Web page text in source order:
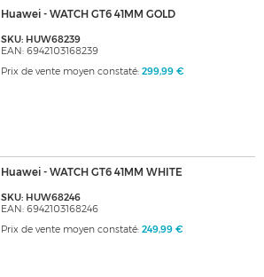
Huawei - WATCH GT6 41MM GOLD
SKU: HUW68239
EAN: 6942103168239
Prix de vente moyen constaté: 299,99 €
Huawei - WATCH GT6 41MM WHITE
SKU: HUW68246
EAN: 6942103168246
Prix de vente moyen constaté: 249,99 €